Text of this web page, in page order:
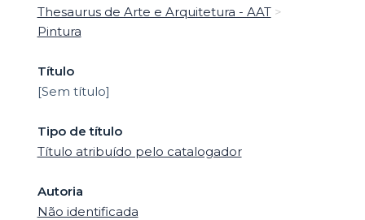
Thesaurus de Arte e Arquitetura - AAT>
Pintura
Título
[Sem título]
Tipo de título
Título atribuído pelo catalogador
Autoria
Não identificada